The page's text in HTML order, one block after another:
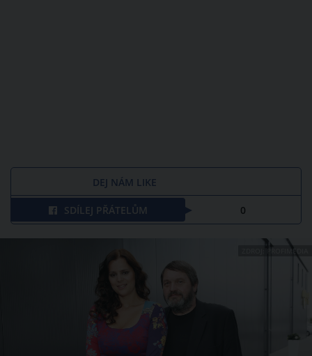
DEJ NÁM LIKE
SDÍLEJ PŘÁTELŮM 0
ZDROJ: PROFIMEDIA